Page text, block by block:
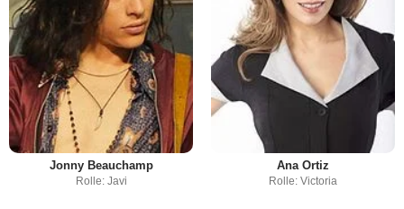
Jonny Beauchamp
Rolle: Javi
Ana Ortiz
Rolle: Victoria